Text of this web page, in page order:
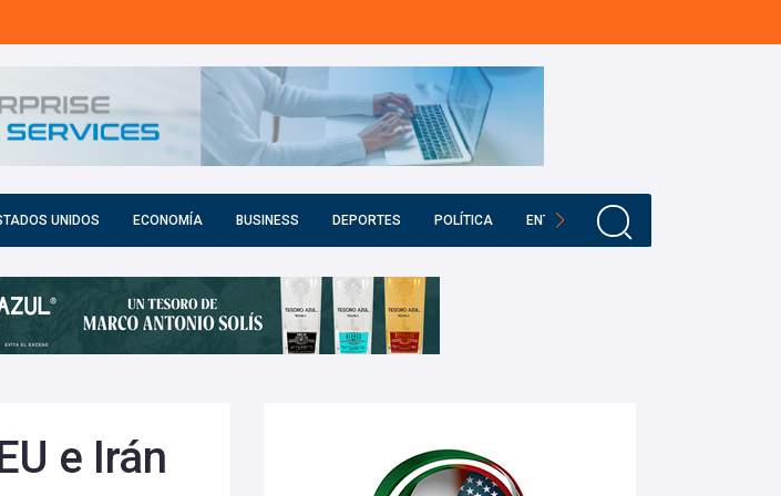
UNIDOS ECONOMÍA BUSINESS DEPORTES POLÍTICA ENTRETENIMIENTO
e Irán